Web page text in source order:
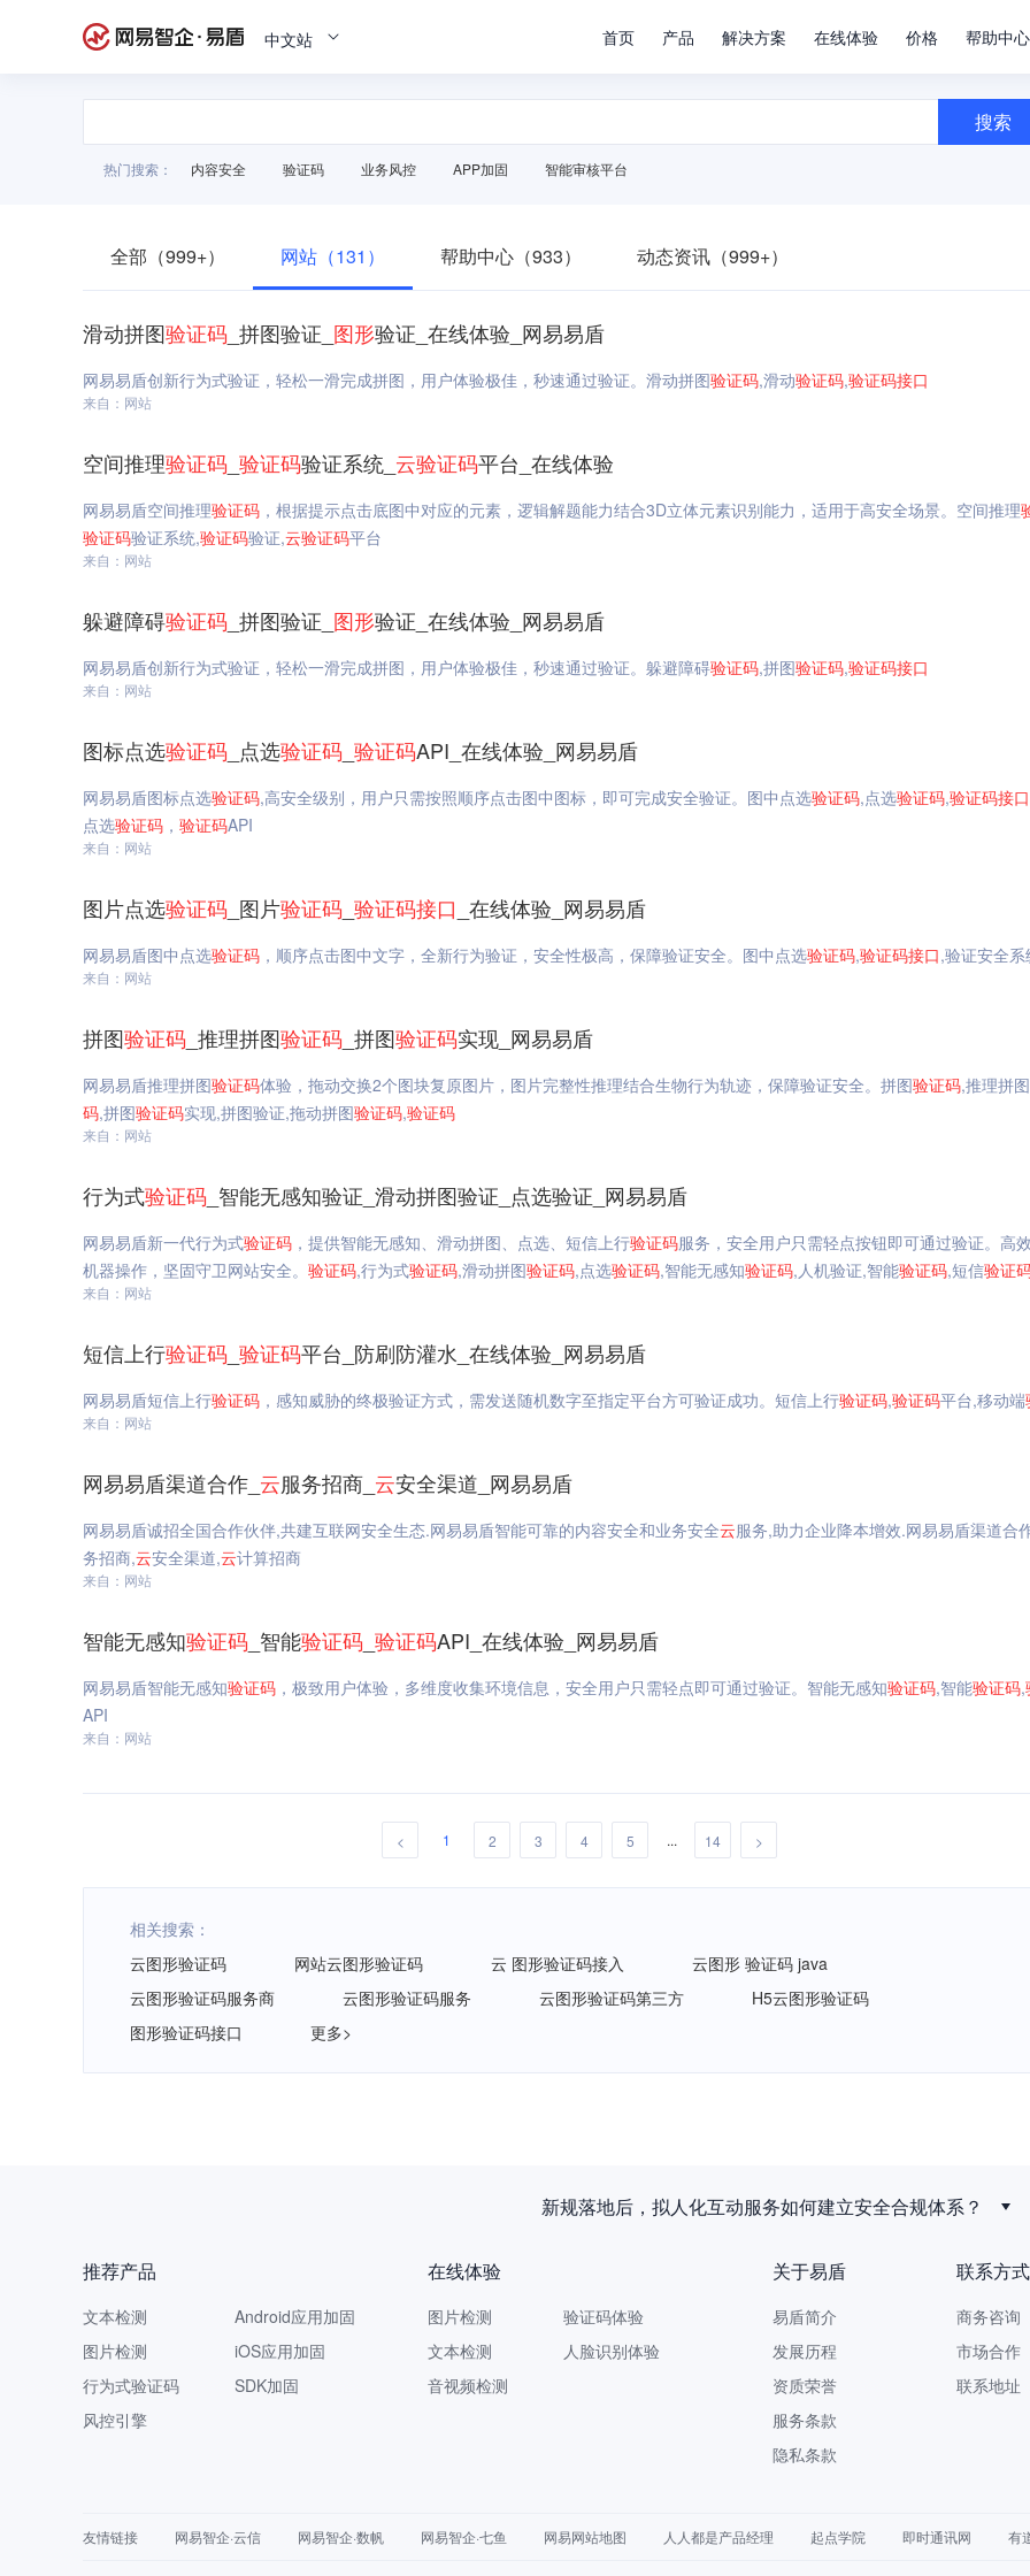
中文站 首页 产品 解决方案 在线体验 价格 帮助中心
搜索
热门搜索： 内容安全 验证码 业务风控 APP加固 智能审核平台
全部（999+） 网站（131） 帮助中心（933） 动态资讯（999+）
滑动拼图验证码 _拼图验证_ 图形验证_在线体验_网易易盾
网易易盾创新行为式验证，轻松一滑完成拼图，用户体验极佳，秒速通过验证。滑动拼图验证码,滑动验证码,验证码接口
来自：网站
空间推理验证码 验证码验证系统_ 云验证码平台_在线体验
网易易盾空间推理验证码 ，根据提示点击底图中对应的元素，逻辑解题能力结合3D立体元素识别能力，适用于高安全场景。空间推理
验证码验证系统,验证码验证,云验证码平台
来自：网站
躲避障碍验证码 _拼图验证_ 图形验证_在线体验_网易易盾
网易易盾创新行为式验证，轻松一滑完成拼图，用户体验极佳，秒速通过验证。躲避障碍验证码,拼图验证码,验证码接口
来自：网站
图标点选验证码 _点选验证码 验证码API_在线体验_网易易盾
网易易盾图标点选验证码,高安全级别，用户只需按照顺序点击图中图标，即可完成安全验证。图中点选验证码,点选验证码,验证码接口
点选验证码 ， 验证码API
来自：网站
图片点选验证码 _图片验证码 验证码接口 _在线体验_网易易盾
网易易盾图中点选验证码 ，顺序点击图中文字，全新行为验证，安全性极高，保障验证安全。图中点选验证码,验证码接口,验证安全系
来自：网站
拼图验证码 _推理拼图验证码 _拼图验证码实现_网易易盾
网易易盾推理拼图验证码体验，拖动交换2个图块复原图片，图片完整性推理结合生物行为轨迹，保障验证安全。拼图验证码,推理拼图
码,拼图验证码实现,拼图验证,拖动拼图验证码,验证码
来自：网站
行为式验证码 _智能无感知验证_滑动拼图验证_点选验证_网易易盾
网易易盾新一代行为式验证码 ，提供智能无感知、滑动拼图、点选、短信上行验证码服务，安全用户只需轻点按钮即可通过验证。高
机器操作，坚固守卫网站安全。 验证码,行为式验证码,滑动拼图验证码,点选验证码,智能无感知验证码,人机验证,智能验证码,短信验证
来自：网站
短信上行验证码 验证码平台_防刷防灌水_在线体验_网易易盾
网易易盾短信上行验证码 ，感知威胁的终极验证方式，需发送随机数字至指定平台方可验证成功。短信上行验证码,验证码平台,移动端
来自：网站
网易易盾渠道合作_ 云服务招商_ 云安全渠道_网易易盾
网易易盾诚招全国合作伙伴,共建互联网安全生态.网易易盾智能可靠的内容安全和业务安全云服务,助力企业降本增效.网易易盾渠道合
务招商,云安全渠道,云计算招商
来自：网站
智能无感知验证码 _智能验证码 验证码API_在线体验_网易易盾
网易易盾智能无感知验证码 ，极致用户体验，多维度收集环境信息，安全用户只需轻点即可通过验证。智能无感知验证码,智能验证码,
API
来自：网站
< 1 2 3 4 5 ... 14 >
相关搜索：
云图形验证码
网站云图形验证码 云 图形验证码接入
云图形 验证码 java
云图形验证码服务商
云图形验证码服务 云图形验证码第三方
H5云图形验证码
图形验证码接口
更多>
新规落地后，拟人化互动服务如何建立安全合规体系？
推荐产品
文本检测
图片检测
行为式验证码
风控引擎
Android应用加固
iOS应用加固
SDK加固
在线体验
图片检测
文本检测
音视频检测
验证码体验
人脸识别体验
关于易盾
易盾简介
发展历程
资质荣誉
服务条款
隐私条款
联系方式
商务咨询
市场合作
联系地址
友情链接 网易智企·云信 网易智企·数帆 网易智企·七鱼 网易网站地图 人人都是产品经理 起点学院 即时通讯网 有